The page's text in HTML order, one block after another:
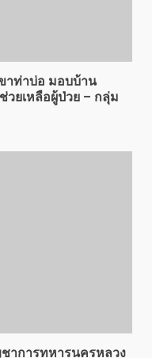
าท่าบ่อ มอบบ้าน
วยเหลือผู้ป่วย – กลุ่ม
าการทหารนครหลวง